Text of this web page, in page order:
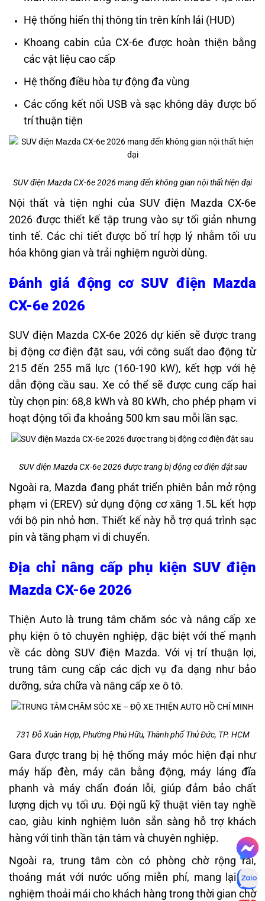
Hệ thống hiển thị thông tin trên kính lái (HUD)
Khoang cabin của CX-6e được hoàn thiện bằng
các vật liệu cao cấp
Hệ thống điều hòa tự động đa vùng
Các cổng kết nối USB và sạc không dây được bố
trí thuận tiện
SUV điện Mazda CX-6e 2026 mang đến không gian nội thất hiện đại
Nội thất và tiện nghi của SUV điện Mazda CX-6e
2026 được thiết kế tập trung vào sự tối giản nhưng
tinh tế. Các chi tiết được bố trí hợp lý nhằm tối ưu
hóa không gian và trải nghiệm người dùng.
Đánh giá động cơ SUV điện Mazda
CX-6e 2026
SUV điện Mazda CX-6e 2026 dự kiến sẽ được trang
bị động cơ điện đặt sau, với công suất dao động từ
215 đến 255 mã lực (160-190 kW), kết hợp với hệ
dẫn động cầu sau. Xe có thể sẽ được cung cấp hai
tùy chọn pin: 68,8 kWh và 80 kWh, cho phép phạm vi
hoạt động tối đa khoảng 500 km sau mỗi lần sạc.
SUV điện Mazda CX-6e 2026 được trang bị động cơ điện đặt sau
Ngoài ra, Mazda đang phát triển phiên bản mở rộng
phạm vi (EREV) sử dụng động cơ xăng 1.5L kết hợp
với bộ pin nhỏ hơn. Thiết kế này hỗ trợ quá trình sạc
pin và tăng phạm vi di chuyển.
Địa chỉ nâng cấp phụ kiện SUV điện
Mazda CX-6e 2026
Thiện Auto là trung tâm chăm sóc và nâng cấp xe
phụ kiện ô tô chuyên nghiệp, đặc biệt với thế mạnh
về các dòng SUV điện Mazda. Với vị trí thuận lợi,
trung tâm cung cấp các dịch vụ đa dạng như bảo
dưỡng, sửa chữa và nâng cấp xe ô tô.
731 Đỗ Xuân Hợp, Phường Phú Hữu, Thành phố Thủ Đức, TP. HCM
Gara được trang bị hệ thống máy móc hiện đại như
máy hấp đèn, máy cân bằng động, máy láng đĩa
phanh và máy chẩn đoán lỗi, giúp đảm bảo chất
lượng dịch vụ tối ưu. Đội ngũ kỹ thuật viên tay nghề
cao, giàu kinh nghiệm luôn sẵn sàng hỗ trợ khách
hàng với tinh thần tận tâm và chuyên nghiệp.
Ngoài ra, trung tâm còn có phòng chờ rộng rãi,
thoáng mát với nước uống miễn phí, mang lại trải
nghiệm thoải mái cho khách hàng trong thời gian chờ